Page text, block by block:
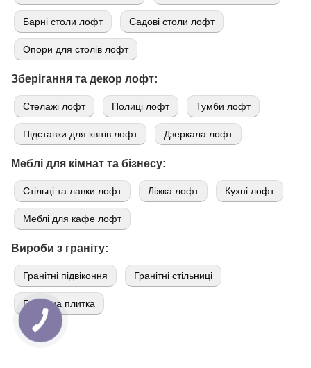
Барні столи лофт Садові столи лофт
Опори для столів лофт
Зберігання та декор лофт:
Стелажі лофт Полиці лофт Тумби лофт
Підставки для квітів лофт Дзеркала лофт
Меблі для кімнат та бізнесу:
Стільці та лавки лофт Ліжка лофт Кухні лофт
Меблі для кафе лофт
Вироби з граніту:
Гранітні підвіконня Гранітні стільниці
Гранітна плитка